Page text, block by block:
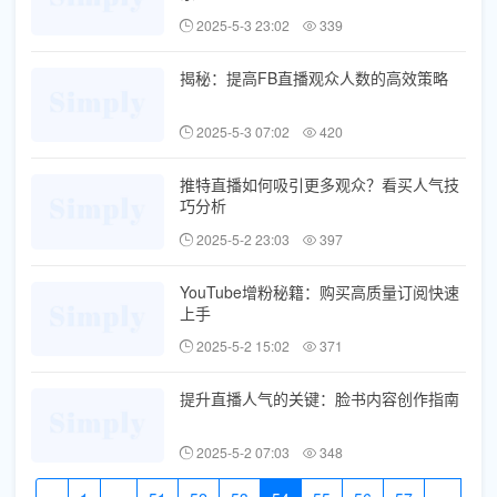
2025-5-3 23:02 339
揭秘：提高FB直播观众人数的高效策略
2025-5-3 07:02 420
推特直播如何吸引更多观众？看买人气技
巧分析
2025-5-2 23:03 397
YouTube增粉秘籍：购买高质量订阅快速
上手
2025-5-2 15:02 371
提升直播人气的关键：脸书内容创作指南
2025-5-2 07:03 348